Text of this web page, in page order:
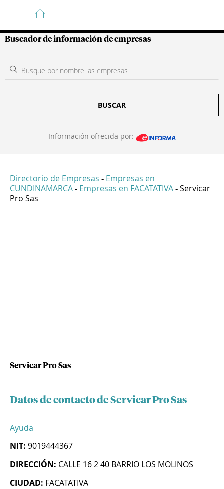
Guía de Empresas Colombianas
Buscador de información de empresas
BUSCAR
Información ofrecida por:
Directorio de Empresas - Empresas en
CUNDINAMARCA - Empresas en FACATATIVA - Servicar
Pro Sas
Servicar Pro Sas
Datos de contacto de Servicar Pro Sas
Ayuda
NIT: 9019444367
DIRECCIÓN: CALLE 16 2 40 BARRIO LOS MOLINOS
CIUDAD: FACATATIVA